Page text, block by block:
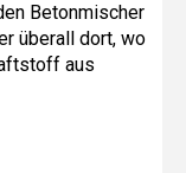
Betonmischer
überall dort, wo
aus